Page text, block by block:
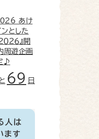
あけ
とした
２６』開
周遊企画
♪
69 日
人は
ます